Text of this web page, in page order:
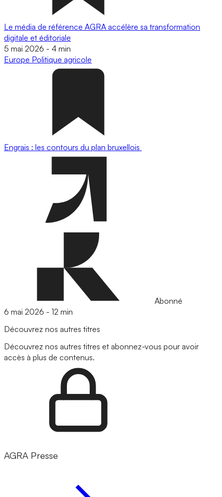
Le média de référence AGRA accélère sa transformation
digitale et éditoriale
5 mai 2026 - 4 min
Europe Politique agricole
Engrais : les contours du plan bruxellois
Abonné
6 mai 2026 - 12 min
Découvrez nos autres titres
Découvrez nos autres titres et abonnez-vous pour avoir
accès à plus de contenus.
AGRA Presse